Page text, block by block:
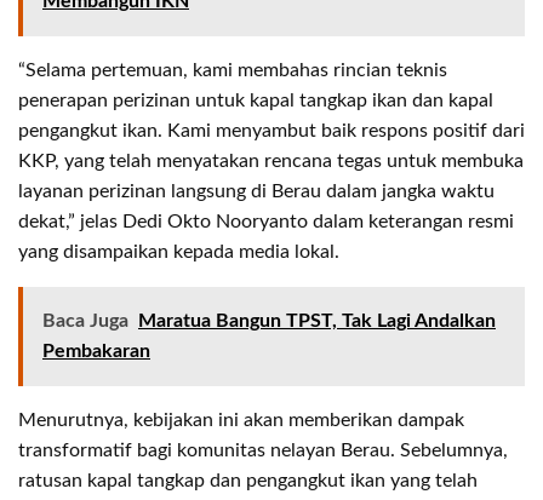
“Selama pertemuan, kami membahas rincian teknis
penerapan perizinan untuk kapal tangkap ikan dan kapal
pengangkut ikan. Kami menyambut baik respons positif dari
KKP, yang telah menyatakan rencana tegas untuk membuka
layanan perizinan langsung di Berau dalam jangka waktu
dekat,” jelas Dedi Okto Nooryanto dalam keterangan resmi
yang disampaikan kepada media lokal.
Baca Juga
Maratua Bangun TPST, Tak Lagi Andalkan
Pembakaran
Menurutnya, kebijakan ini akan memberikan dampak
transformatif bagi komunitas nelayan Berau. Sebelumnya,
ratusan kapal tangkap dan pengangkut ikan yang telah